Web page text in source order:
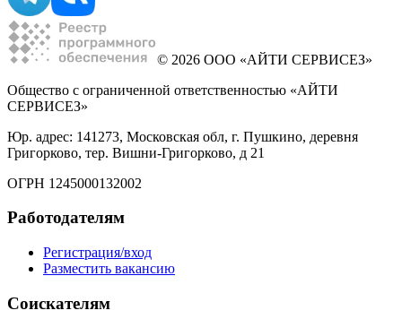
© 2026 ООО «АЙТИ СЕРВИСЕЗ»
Общество с ограниченной ответственностью «АЙТИ
СЕРВИСЕЗ»
Юр. адрес: 141273, Московская обл, г. Пушкино, деревня
Григорково, тер. Вишни-Григорково, д 21
ОГРН 1245000132002
Работодателям
Регистрация/вход
Разместить вакансию
Соискателям